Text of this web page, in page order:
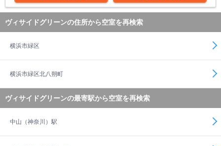
ヴィサイドグリーンの住所から空室を再検索
横浜市緑区
横浜市緑区北八朔町
ヴィサイドグリーンの最寄駅から空室を再検索
中山（神奈川）駅